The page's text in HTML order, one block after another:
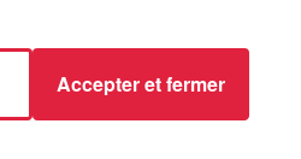
Accepter et fermer